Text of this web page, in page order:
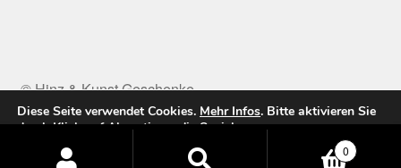
© Hinz & Kunst Geschenke
Products
search
0
Diese Seite verwendet Cookies. Mehr Infos. Bitte aktivieren Sie
durch Klick aufAkzeptierendie Speicherung.
Akzeptieren / Accept Ablehnen